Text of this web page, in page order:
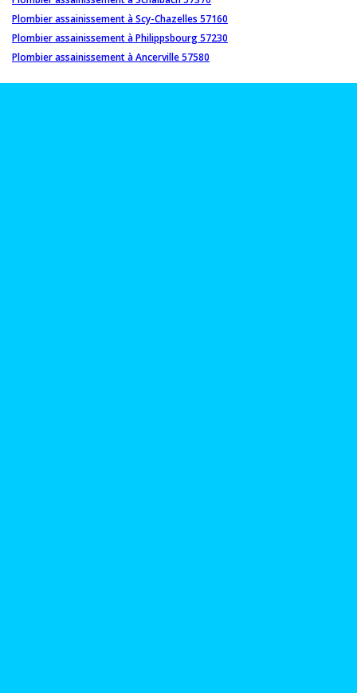
Plombier assainissement à Scy-Chazelles 57160
Plombier assainissement à Philippsbourg 57230
Plombier assainissement à Ancerville 57580